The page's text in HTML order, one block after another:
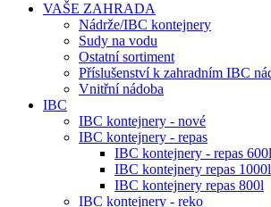
VAŠE ZAHRADA
Nádrže/IBC kontejnery
Sudy na vodu
Ostatní sortiment
Příslušenství k zahradním IBC
Vnitřní nádoba
IBC
IBC kontejnery - nové
IBC kontejnery - repas
IBC kontejnery - repas 600l
IBC kontejnery repas 1000l
IBC kontejnery repas 800l
IBC kontejnery - reko